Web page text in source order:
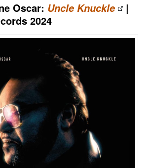
Oscar: Uncle Knuckle
|
2024